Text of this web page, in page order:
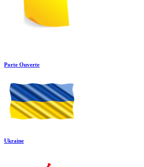
Porte Ouverte
Ukraine